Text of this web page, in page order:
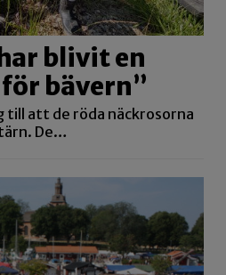
blivit en
bävern”
till att de röda näckrosorna
De…